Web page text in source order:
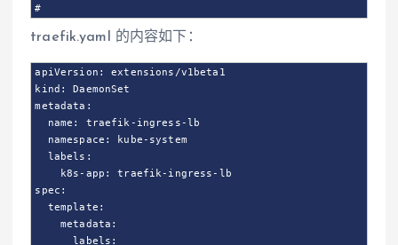
#
traefik.yaml 的内容如下：
apiVersion: extensions/v1beta1
kind: DaemonSet
metadata:
  name: traefik-ingress-lb
  namespace: kube-system
  labels:
    k8s-app: traefik-ingress-lb
spec:
  template:
    metadata:
      labels: